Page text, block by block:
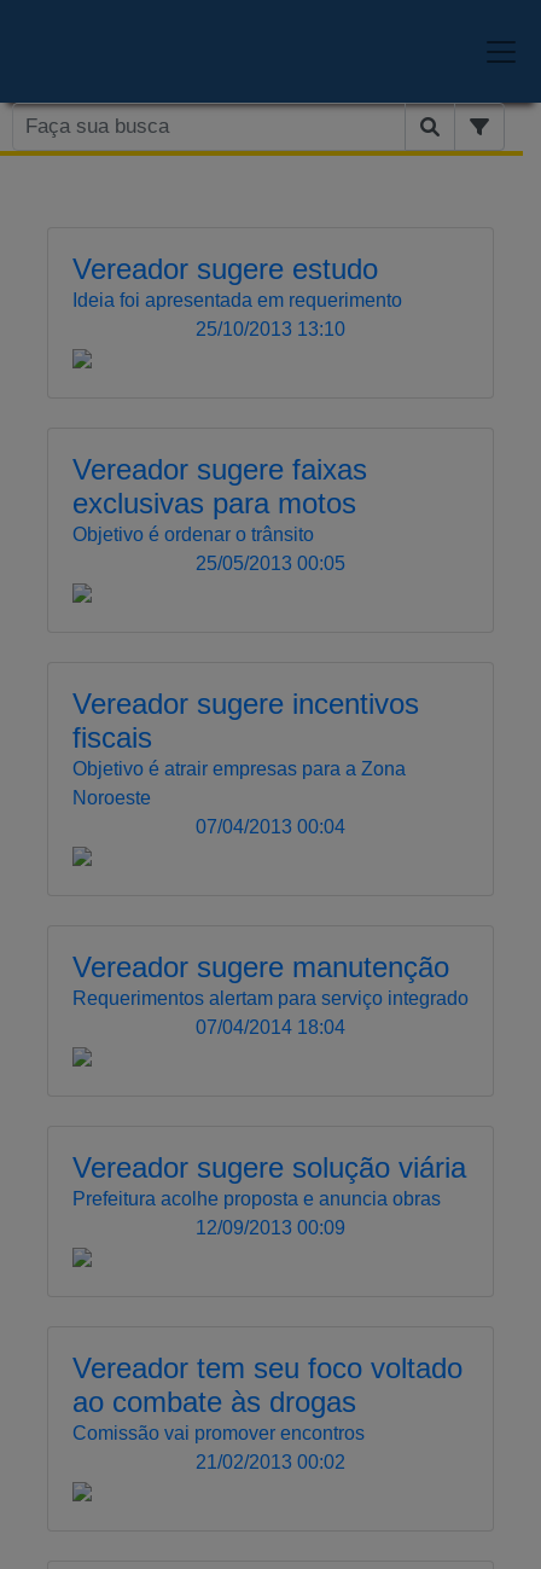
Vereador sugere estudo
Ideia foi apresentada em requerimento
25/10/2013 13:10
Vereador sugere faixas
exclusivas para motos
Objetivo é ordenar o trânsito
25/05/2013 00:05
Vereador sugere incentivos
fiscais
Objetivo é atrair empresas para a Zona
Noroeste
07/04/2013 00:04
Vereador sugere manutenção
Requerimentos alertam para serviço integrado
07/04/2014 18:04
Vereador sugere solução viária
Prefeitura acolhe proposta e anuncia obras
12/09/2013 00:09
Vereador tem seu foco voltado
ao combate às drogas
Comissão vai promover encontros
21/02/2013 00:02